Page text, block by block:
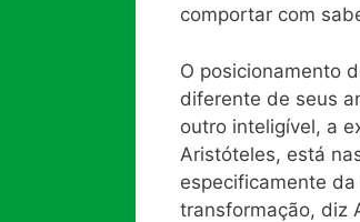
comportar com
O posicionamento
diferente de seus
outro inteligível, a
Aristóteles, está
especificamente
transformação, diz